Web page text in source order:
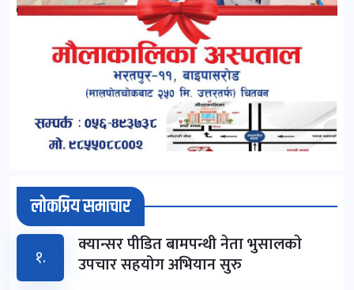
लोकप्रिय समाचार
१. क्यान्सर पीडित बामपन्थी नेता भुसालकाे
उपचार सहयोग अभियान सुरु